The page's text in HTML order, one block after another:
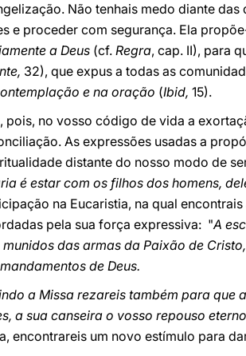
Não tenhais medo diante
e proceder com segurança. Ela
a Deus (cf. Regra, cap. II), para
32), que expus a todas as
e na oração (Ibid, 15).
pois, no vosso código de vida a
As expressões usadas a
distante do nosso modo de
é estar com os filhos dos homens,
na Eucaristia, na qual
pela sua força expressiva: "A
munidos das armas da Paixão de
de Deus.
a Missa rezareis também para que
a sua canseira o vosso repouso
encontrareis um novo estímulo para